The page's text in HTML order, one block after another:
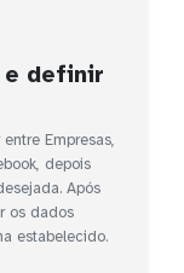
definir
Empresas,
depois
Após
os dados
estabelecido.